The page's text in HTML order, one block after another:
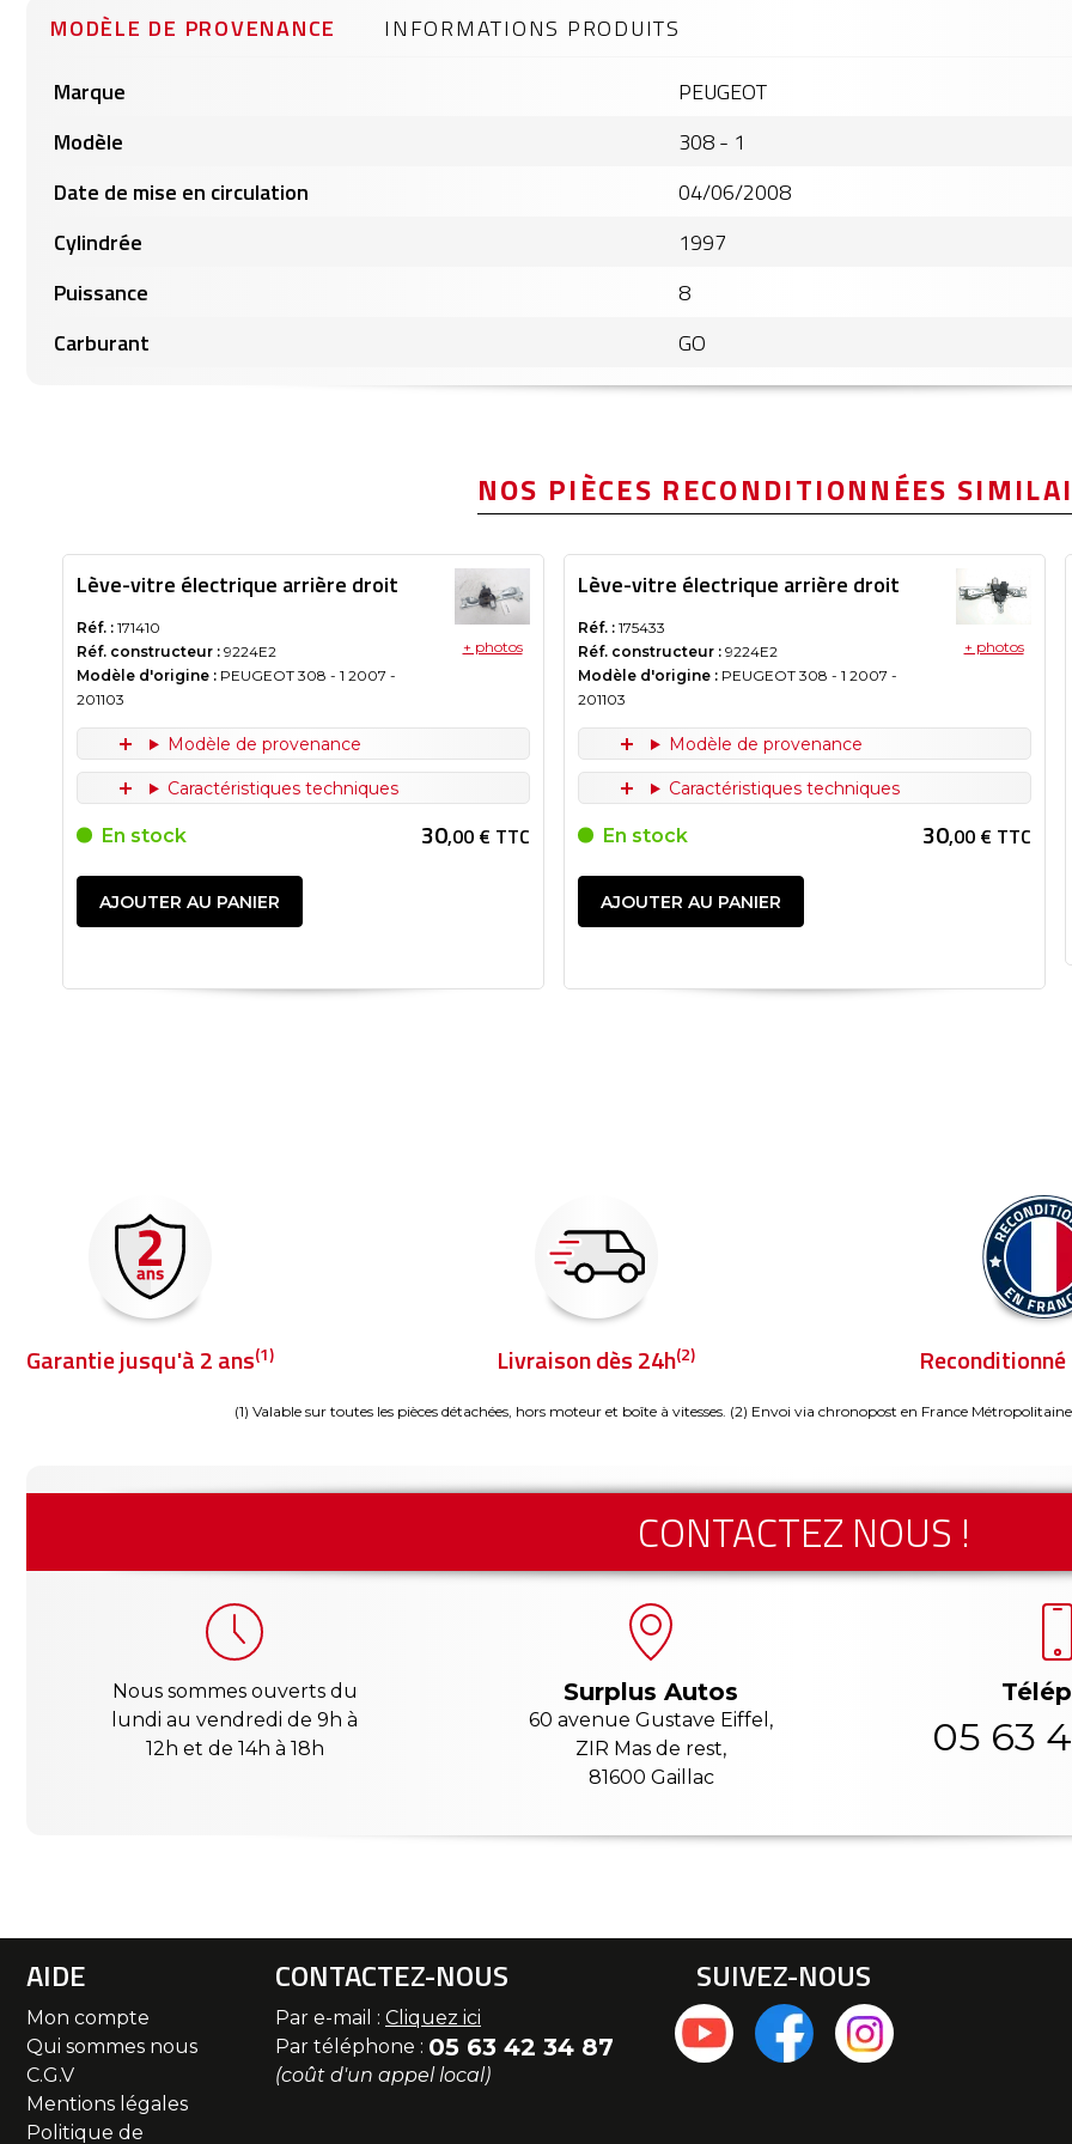
MODÈLE DE PROVENANCE
produits
Marque
PEUGEOT
Modèle
308 - 1
Date de mise en circulation
04/06/2008
Cylindrée
1997
Puissance
8
Carburant
GO
INFORMATIONS PRODUITS
NOS PIÈCES RECONDITIONNÉES
Lève-vitre électrique arrière droit
Réf. : 171410
Réf. constructeur : 9224E2
Modèle d'origine : PEUGEOT 308 - 1 2007 -
201103
+ photos
Modèle de provenance
Caractéristiques techniques
En stock 30,00 € TTC
AJOUTER AU PANIER
Lève-vitre électrique arrière droit
Réf. : 175433
Réf. constructeur : 9224E2
Modèle d'origine : PEUGEOT 308 - 1 2007 -
201103
+ photos
Modèle de provenance
Caractéristiques techniques
En stock 30,00 € TTC
AJOUTER AU PANIER
Garantie jusqu'à 2 ans(1) Livraison dès 24h(2) Reconditionné
(1) Valable sur toutes les pièces détachées, hors moteur et boîte à vitesses. (2) Envoi via chronopost en France
CONTACTEZ NOUS !
Nous sommes ouverts du
lundi au vendredi de 9h à
12h et de 14h à 18h
Surplus Autos
60 avenue Gustave Eiffel,
ZIR Mas de rest,
81600 Gaillac
05 63
AIDE
Mon compte
Qui sommes nous
C.G.V
Mentions légales
Politique de
CONTACTEZ-NOUS
Par e-mail : Cliquez ici
Par téléphone : 05 63 42 34 87
(coût d'un appel local)
SUIVEZ-NOUS